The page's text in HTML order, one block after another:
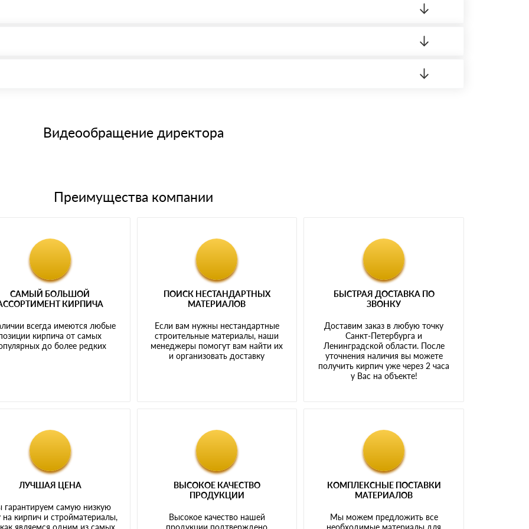
банковским картам
Видеообращение директора
Преимущества компании
САМЫЙ БОЛЬШОЙ
КИРПИЧА
всегда имеются любые
кирпича от самых
до более редких
ПОИСК НЕСТАНДАРТНЫХ
МАТЕРИАЛОВ
Если вам нужны нестандартные
строительные материалы, наши
менеджеры помогут вам найти их
и организовать доставку
БЫСТРАЯ ДОСТАВКА ПО
ЗВОНКУ
Доставим заказ в любую точку
Санкт-Петербурга и
Ленинградской области. После
уточнения наличия вы можете
получить кирпич уже через 2 часа
у Вас на объекте!
ЛУЧШАЯ ЦЕНА
самую низкую
на кирпич и стройматериалы,
являемся одним из самых
ВЫСОКОЕ КАЧЕСТВО
ПРОДУКЦИИ
Высокое качество нашей
продукции подтверждено
КОМПЛЕКСНЫЕ ПОСТАВКИ
МАТЕРИАЛОВ
Мы можем предложить все
необходимые материалы для